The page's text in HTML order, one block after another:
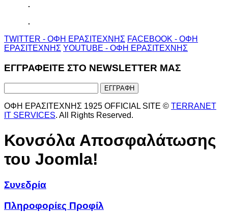
TWITTER - ΟΦΗ ΕΡΑΣΙΤΕΧΝΗΣ FACEBOOK - ΟΦΗ
ΕΡΑΣΙΤΕΧΝΗΣ YOUTUBE - ΟΦΗ ΕΡΑΣΙΤΕΧΝΗΣ
ΕΓΓΡΑΦΕΙΤΕ ΣΤΟ NEWSLETTER ΜΑΣ
ΟΦΗ ΕΡΑΣΙΤΕΧΝΗΣ 1925 OFFICIAL SITE © TERRANET
IT SERVICES. All Rights Reserved.
Κονσόλα Αποσφαλάτωσης
του Joomla!
Συνεδρία
Πληροφορίες Προφίλ